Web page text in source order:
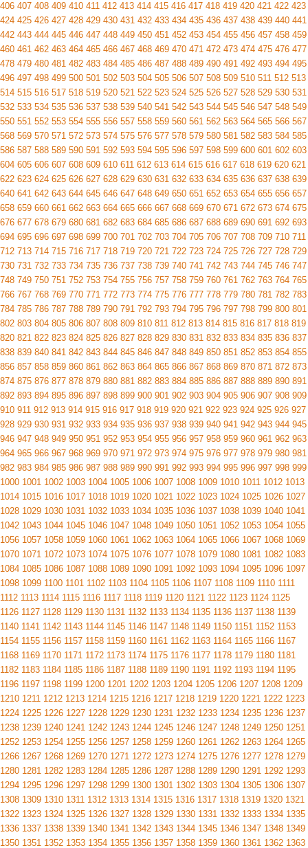
406 407 408 409 410 411 412 413 414 415 416 417 418 419 420 421 422 423
424 425 426 427 428 429 430 431 432 433 434 435 436 437 438 439 440 441
442 443 444 445 446 447 448 449 450 451 452 453 454 455 456 457 458 459
460 461 462 463 464 465 466 467 468 469 470 471 472 473 474 475 476 477
478 479 480 481 482 483 484 485 486 487 488 489 490 491 492 493 494 495
496 497 498 499 500 501 502 503 504 505 506 507 508 509 510 511 512 513
514 515 516 517 518 519 520 521 522 523 524 525 526 527 528 529 530 531
532 533 534 535 536 537 538 539 540 541 542 543 544 545 546 547 548 549
550 551 552 553 554 555 556 557 558 559 560 561 562 563 564 565 566 567
568 569 570 571 572 573 574 575 576 577 578 579 580 581 582 583 584 585
586 587 588 589 590 591 592 593 594 595 596 597 598 599 600 601 602 603
604 605 606 607 608 609 610 611 612 613 614 615 616 617 618 619 620 621
622 623 624 625 626 627 628 629 630 631 632 633 634 635 636 637 638 639
640 641 642 643 644 645 646 647 648 649 650 651 652 653 654 655 656 657
658 659 660 661 662 663 664 665 666 667 668 669 670 671 672 673 674 675
676 677 678 679 680 681 682 683 684 685 686 687 688 689 690 691 692 693
694 695 696 697 698 699 700 701 702 703 704 705 706 707 708 709 710 711
712 713 714 715 716 717 718 719 720 721 722 723 724 725 726 727 728 729
730 731 732 733 734 735 736 737 738 739 740 741 742 743 744 745 746 747
748 749 750 751 752 753 754 755 756 757 758 759 760 761 762 763 764 765
766 767 768 769 770 771 772 773 774 775 776 777 778 779 780 781 782 783
784 785 786 787 788 789 790 791 792 793 794 795 796 797 798 799 800 801
802 803 804 805 806 807 808 809 810 811 812 813 814 815 816 817 818 819
820 821 822 823 824 825 826 827 828 829 830 831 832 833 834 835 836 837
838 839 840 841 842 843 844 845 846 847 848 849 850 851 852 853 854 855
856 857 858 859 860 861 862 863 864 865 866 867 868 869 870 871 872 873
874 875 876 877 878 879 880 881 882 883 884 885 886 887 888 889 890 891
892 893 894 895 896 897 898 899 900 901 902 903 904 905 906 907 908 909
910 911 912 913 914 915 916 917 918 919 920 921 922 923 924 925 926 927
928 929 930 931 932 933 934 935 936 937 938 939 940 941 942 943 944 945
946 947 948 949 950 951 952 953 954 955 956 957 958 959 960 961 962 963
964 965 966 967 968 969 970 971 972 973 974 975 976 977 978 979 980 981
982 983 984 985 986 987 988 989 990 991 992 993 994 995 996 997 998 999
1000 1001 1002 1003 1004 1005 1006 1007 1008 1009 1010 1011 1012 1013
1014 1015 1016 1017 1018 1019 1020 1021 1022 1023 1024 1025 1026 1027
1028 1029 1030 1031 1032 1033 1034 1035 1036 1037 1038 1039 1040 1041
1042 1043 1044 1045 1046 1047 1048 1049 1050 1051 1052 1053 1054 1055
1056 1057 1058 1059 1060 1061 1062 1063 1064 1065 1066 1067 1068 1069
1070 1071 1072 1073 1074 1075 1076 1077 1078 1079 1080 1081 1082 1083
1084 1085 1086 1087 1088 1089 1090 1091 1092 1093 1094 1095 1096 1097
1098 1099 1100 1101 1102 1103 1104 1105 1106 1107 1108 1109 1110 1111
1112 1113 1114 1115 1116 1117 1118 1119 1120 1121 1122 1123 1124 1125
1126 1127 1128 1129 1130 1131 1132 1133 1134 1135 1136 1137 1138 1139
1140 1141 1142 1143 1144 1145 1146 1147 1148 1149 1150 1151 1152 1153
1154 1155 1156 1157 1158 1159 1160 1161 1162 1163 1164 1165 1166 1167
1168 1169 1170 1171 1172 1173 1174 1175 1176 1177 1178 1179 1180 1181
1182 1183 1184 1185 1186 1187 1188 1189 1190 1191 1192 1193 1194 1195
1196 1197 1198 1199 1200 1201 1202 1203 1204 1205 1206 1207 1208 1209
1210 1211 1212 1213 1214 1215 1216 1217 1218 1219 1220 1221 1222 1223
1224 1225 1226 1227 1228 1229 1230 1231 1232 1233 1234 1235 1236 1237
1238 1239 1240 1241 1242 1243 1244 1245 1246 1247 1248 1249 1250 1251
1252 1253 1254 1255 1256 1257 1258 1259 1260 1261 1262 1263 1264 1265
1266 1267 1268 1269 1270 1271 1272 1273 1274 1275 1276 1277 1278 1279
1280 1281 1282 1283 1284 1285 1286 1287 1288 1289 1290 1291 1292 1293
1294 1295 1296 1297 1298 1299 1300 1301 1302 1303 1304 1305 1306 1307
1308 1309 1310 1311 1312 1313 1314 1315 1316 1317 1318 1319 1320 1321
1322 1323 1324 1325 1326 1327 1328 1329 1330 1331 1332 1333 1334 1335
1336 1337 1338 1339 1340 1341 1342 1343 1344 1345 1346 1347 1348 1349
1350 1351 1352 1353 1354 1355 1356 1357 1358 1359 1360 1361 1362 1363